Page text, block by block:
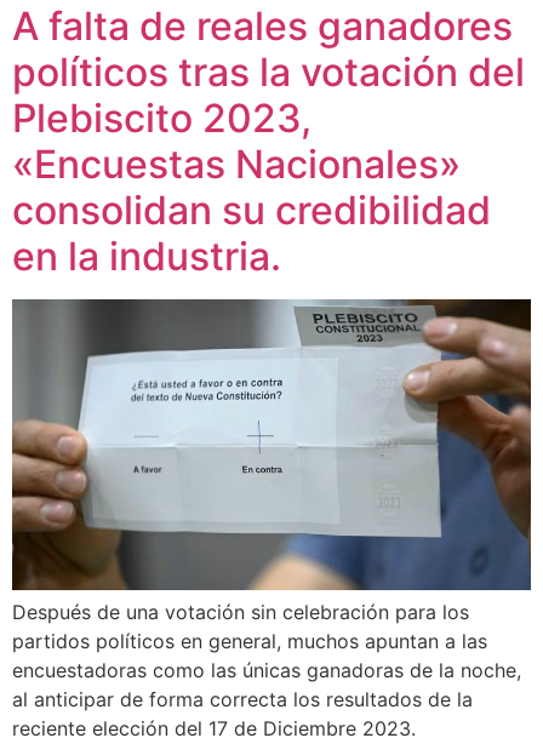
A falta de reales ganadores
políticos tras la votación del
Plebiscito 2023,
«Encuestas Nacionales»
consolidan su credibilidad
en la industria.
Después de una votación sin celebración para los
partidos políticos en general, muchos apuntan a las
encuestadoras como las únicas ganadoras de la noche,
al anticipar de forma correcta los resultados de la
reciente elección del 17 de Diciembre 2023.